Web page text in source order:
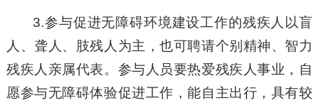
3.参与促进无障碍环境建设工作的残疾人以盲
人、聋人、肢残人为主，也可聘请个别精神、智力
残疾人亲属代表。参与人员要热爱残疾人事业，自
愿参与无障碍体验促进工作，能自主出行，具有较